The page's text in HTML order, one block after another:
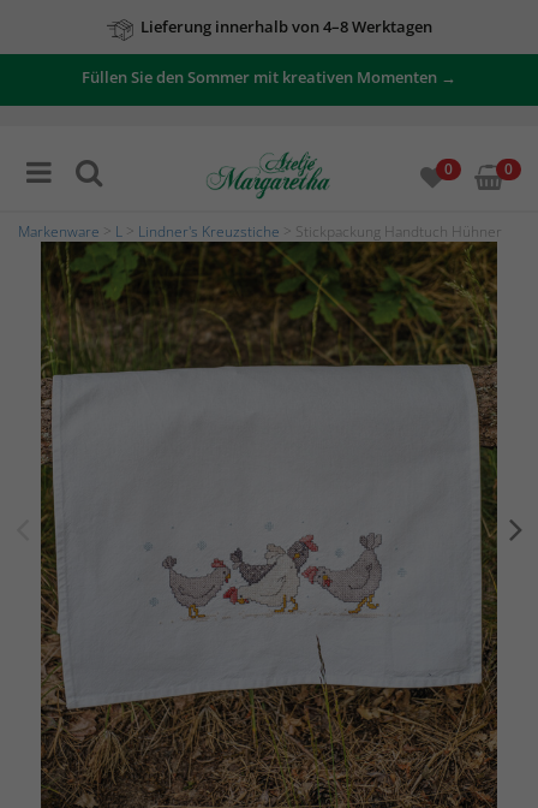
Lieferung innerhalb von 4–8 Werktagen
Füllen Sie den Sommer mit kreativen Momenten →
0 0
Markenware L Lindner's Kreuzstiche > Stickpackung Handtuch Hühner